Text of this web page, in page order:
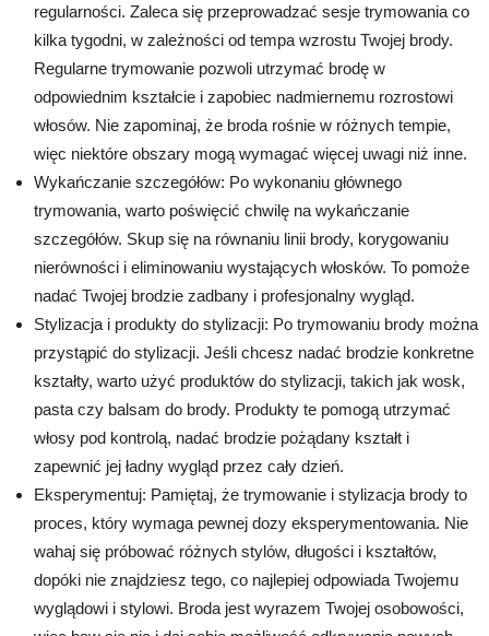
regularności. Zaleca się przeprowadzać sesje trymowania co
kilka tygodni, w zależności od tempa wzrostu Twojej brody.
Regularne trymowanie pozwoli utrzymać brodę w
odpowiednim kształcie i zapobiec nadmiernemu rozrostowi
włosów. Nie zapominaj, że broda rośnie w różnych tempie,
więc niektóre obszary mogą wymagać więcej uwagi niż inne.
Wykańczanie szczegółów: Po wykonaniu głównego
trymowania, warto poświęcić chwilę na wykańczanie
szczegółów. Skup się na równaniu linii brody, korygowaniu
nierówności i eliminowaniu wystających włosków. To pomoże
nadać Twojej brodzie zadbany i profesjonalny wygląd.
Stylizacja i produkty do stylizacji: Po trymowaniu brody można
przystąpić do stylizacji. Jeśli chcesz nadać brodzie konkretne
kształty, warto użyć produktów do stylizacji, takich jak wosk,
pasta czy balsam do brody. Produkty te pomogą utrzymać
włosy pod kontrolą, nadać brodzie pożądany kształt i
zapewnić jej ładny wygląd przez cały dzień.
Eksperymentuj: Pamiętaj, że trymowanie i stylizacja brody to
proces, który wymaga pewnej dozy eksperymentowania. Nie
wahaj się próbować różnych stylów, długości i kształtów,
dopóki nie znajdziesz tego, co najlepiej odpowiada Twojemu
wyglądowi i stylowi. Broda jest wyrazem Twojej osobowości,